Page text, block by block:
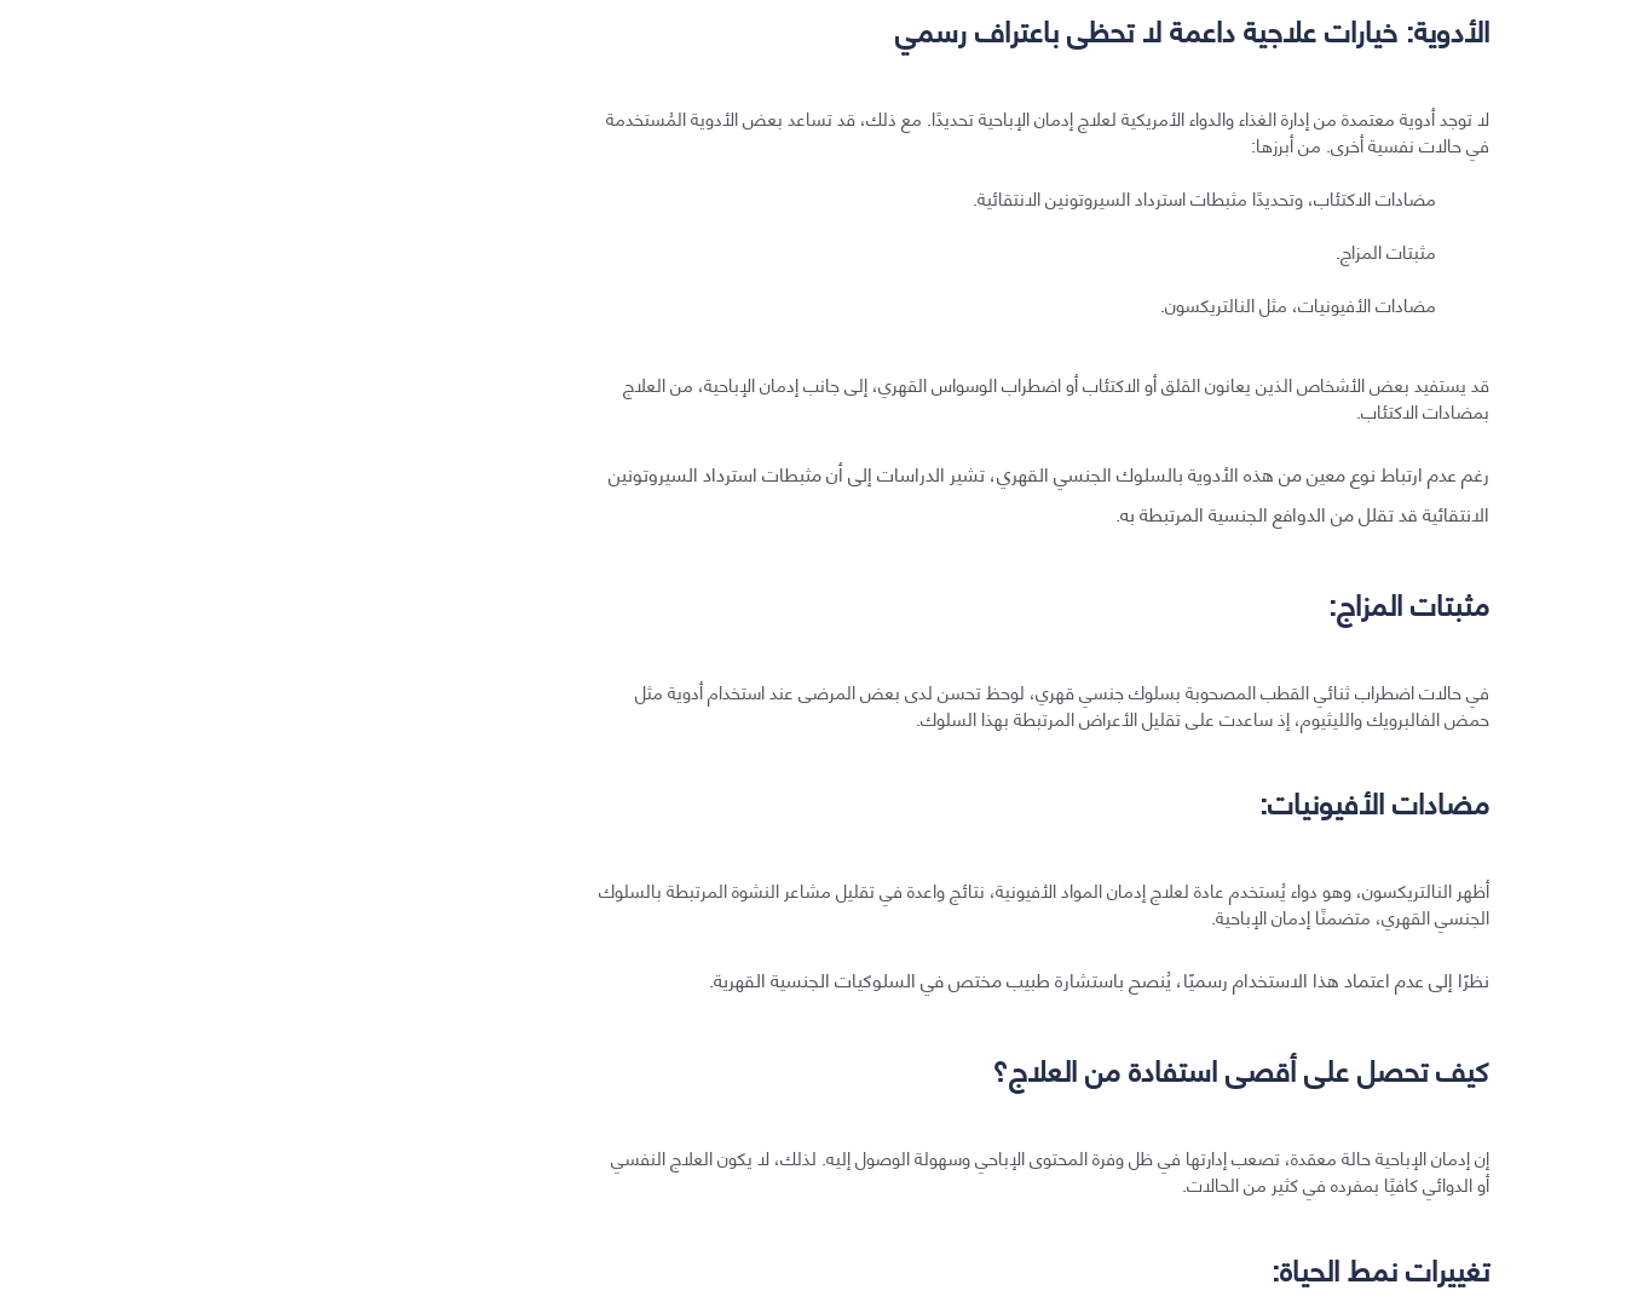
الأدوية: خيارات علاجية داعمة لا تحظى باعتراف رسمي
لا توجد أدوية معتمدة من إدارة الغذاء والدواء الأمريكية لعلاج إدمان الإباحية تحديدًا. مع ذلك، قد تساعد بعض الأدوية المُستخدمة
في حالات نفسية أخرى. من أبرزها:
مضادات الاكتئاب، وتحديدًا مثبطات استرداد السيروتونين الانتقائية.
مثبتات المزاج.
مضادات الأفيونيات، مثل النالتريكسون.
قد يستفيد بعض الأشخاص الذين يعانون القلق أو الاكتئاب أو اضطراب الوسواس القهري، إلى جانب إدمان الإباحية، من العلاج
بمضادات الاكتئاب.
رغم عدم ارتباط نوع معين من هذه الأدوية بالسلوك الجنسي القهري، تشير الدراسات إلى أن مثبطات استرداد السيروتونين
الانتقائية قد تقلل من الدوافع الجنسية المرتبطة به.
مثبتات المزاج:
في حالات اضطراب ثنائي القطب المصحوبة بسلوك جنسي قهري، لوحظ تحسن لدى بعض المرضى عند استخدام أدوية مثل
حمض الفالبرويك والليثيوم، إذ ساعدت على تقليل الأعراض المرتبطة بهذا السلوك.
مضادات الأفيونيات:
أظهر النالتريكسون، وهو دواء يُستخدم عادة لعلاج إدمان المواد الأفيونية، نتائج واعدة في تقليل مشاعر النشوة المرتبطة بالسلوك
الجنسي القهري، متضمنًا إدمان الإباحية.
نظرًا إلى عدم اعتماد هذا الاستخدام رسميًا، يُنصح باستشارة طبيب مختص في السلوكيات الجنسية القهرية.
كيف تحصل على أقصى استفادة من العلاج؟
إن إدمان الإباحية حالة معقدة، تصعب إدارتها في ظل وفرة المحتوى الإباحي وسهولة الوصول إليه. لذلك، لا يكون العلاج النفسي
أو الدوائي كافيًا بمفرده في كثير من الحالات.
تغييرات نمط الحياة: